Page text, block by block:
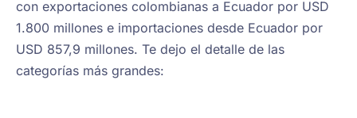
con exportaciones colombianas a Ecuador por USD
1.800 millones e importaciones desde Ecuador por
USD 857,9 millones. Te dejo el detalle de las
categorías más grandes: